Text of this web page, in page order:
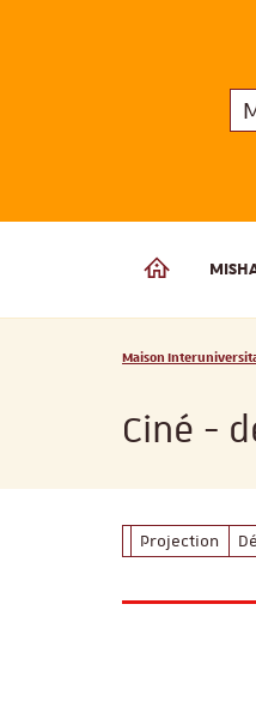
MAISON
Vous êtes ici :
Maison
Ciné -
Projection